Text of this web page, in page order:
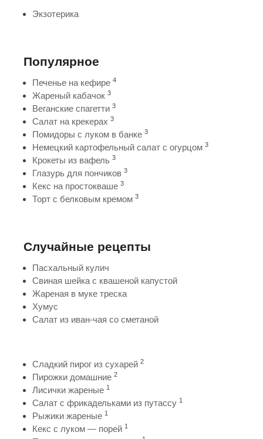
Экзотерика
Популярное
Печенье на кефире 4
Жареный кабачок 3
Веганские спагетти 3
Салат на крекерах 3
Помидоры с луком в банке 3
Немецкий картофельный салат с огурцом 3
Крокеты из вафель 3
Глазурь для пончиков 3
Кекс на простокваше 3
Торт с белковым кремом 3
Случайные рецепты
Пасхальный кулич
Свиная шейка с квашеной капустой
Жареная в муке треска
Хумус
Салат из иван-чая со сметаной
Сладкий пирог из сухарей 2
Пирожки домашние 2
Лисички жареные 1
Салат с фрикадельками из путассу 1
Рыжики жареные 1
Кекс с луком — порей 1